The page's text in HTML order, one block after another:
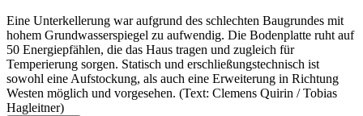
Eine Unterkellerung war aufgrund des schlechten Baugrundes mit
hohem Grundwasserspiegel zu aufwendig. Die Bodenplatte ruht auf
50 Energiepfählen, die das Haus tragen und zugleich für
Temperierung sorgen. Statisch und erschließungstechnisch ist
sowohl eine Aufstockung, als auch eine Erweiterung in Richtung
Westen möglich und vorgesehen. (Text: Clemens Quirin / Tobias
Hagleitner)